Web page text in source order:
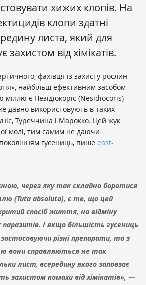
хижих клопів. На
клопи здатні
листа, який для
захистом від хімікатів.
фахівця із захисту рослин
найбільш ефективним засобом
міллю є Незідіокоріс (Nesidiocoris) —
давно використовують в таких
Туреччина і Марокко. Цей жук
молі, тим самим не даючи
гусениць, пише east-
через яку так складно боротися
(Tuta absoluta), є те, що цей
спосіб життя, на відміну
І якщо більшість гусениць
різні препарати, то з
вони справляються не так
лист, всередину якого заповзає
захистом комахи від хімікатів», —